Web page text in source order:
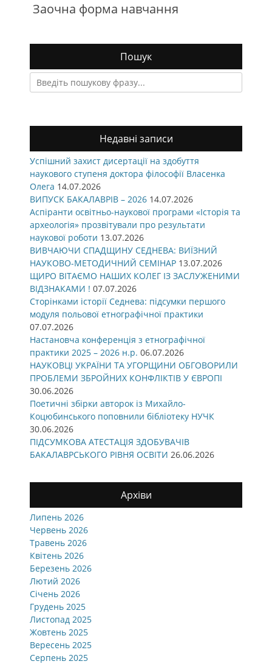
Заочна форма навчання
Пошук
Search
for:
Недавні записи
Успішний захист дисертації на здобуття
наукового ступеня доктора філософії Власенка
Олега 14.07.2026
ВИПУСК БАКАЛАВРІВ – 2026 14.07.2026
Аспіранти освітньо-наукової програми «Історія та
археологія» прозвітували про результати
наукової роботи 13.07.2026
ВИВЧАЮЧИ СПАДЩИНУ СЕДНЕВА: ВИЇЗНИЙ
НАУКОВО-МЕТОДИЧНИЙ СЕМІНАР 13.07.2026
ЩИРО ВІТАЄМО НАШИХ КОЛЕГ ІЗ ЗАСЛУЖЕНИМИ
ВІДЗНАКАМИ ! 07.07.2026
Сторінками історії Седнева: підсумки першого
модуля польової етнографічної практики
07.07.2026
Настановча конференція з етнографічної
практики 2025 – 2026 н.р. 06.07.2026
НАУКОВЦІ УКРАЇНИ ТА УГОРЩИНИ ОБГОВОРИЛИ
ПРОБЛЕМИ ЗБРОЙНИХ КОНФЛІКТІВ У ЄВРОПІ
30.06.2026
Поетичні збірки авторок із Михайло-
Коцюбинського поповнили бібліотеку НУЧК
30.06.2026
ПІДСУМКОВА АТЕСТАЦІЯ ЗДОБУВАЧІВ
БАКАЛАВРСЬКОГО РІВНЯ ОСВІТИ 26.06.2026
Архіви
Липень 2026
Червень 2026
Травень 2026
Квітень 2026
Березень 2026
Лютий 2026
Січень 2026
Грудень 2025
Листопад 2025
Жовтень 2025
Вересень 2025
Серпень 2025